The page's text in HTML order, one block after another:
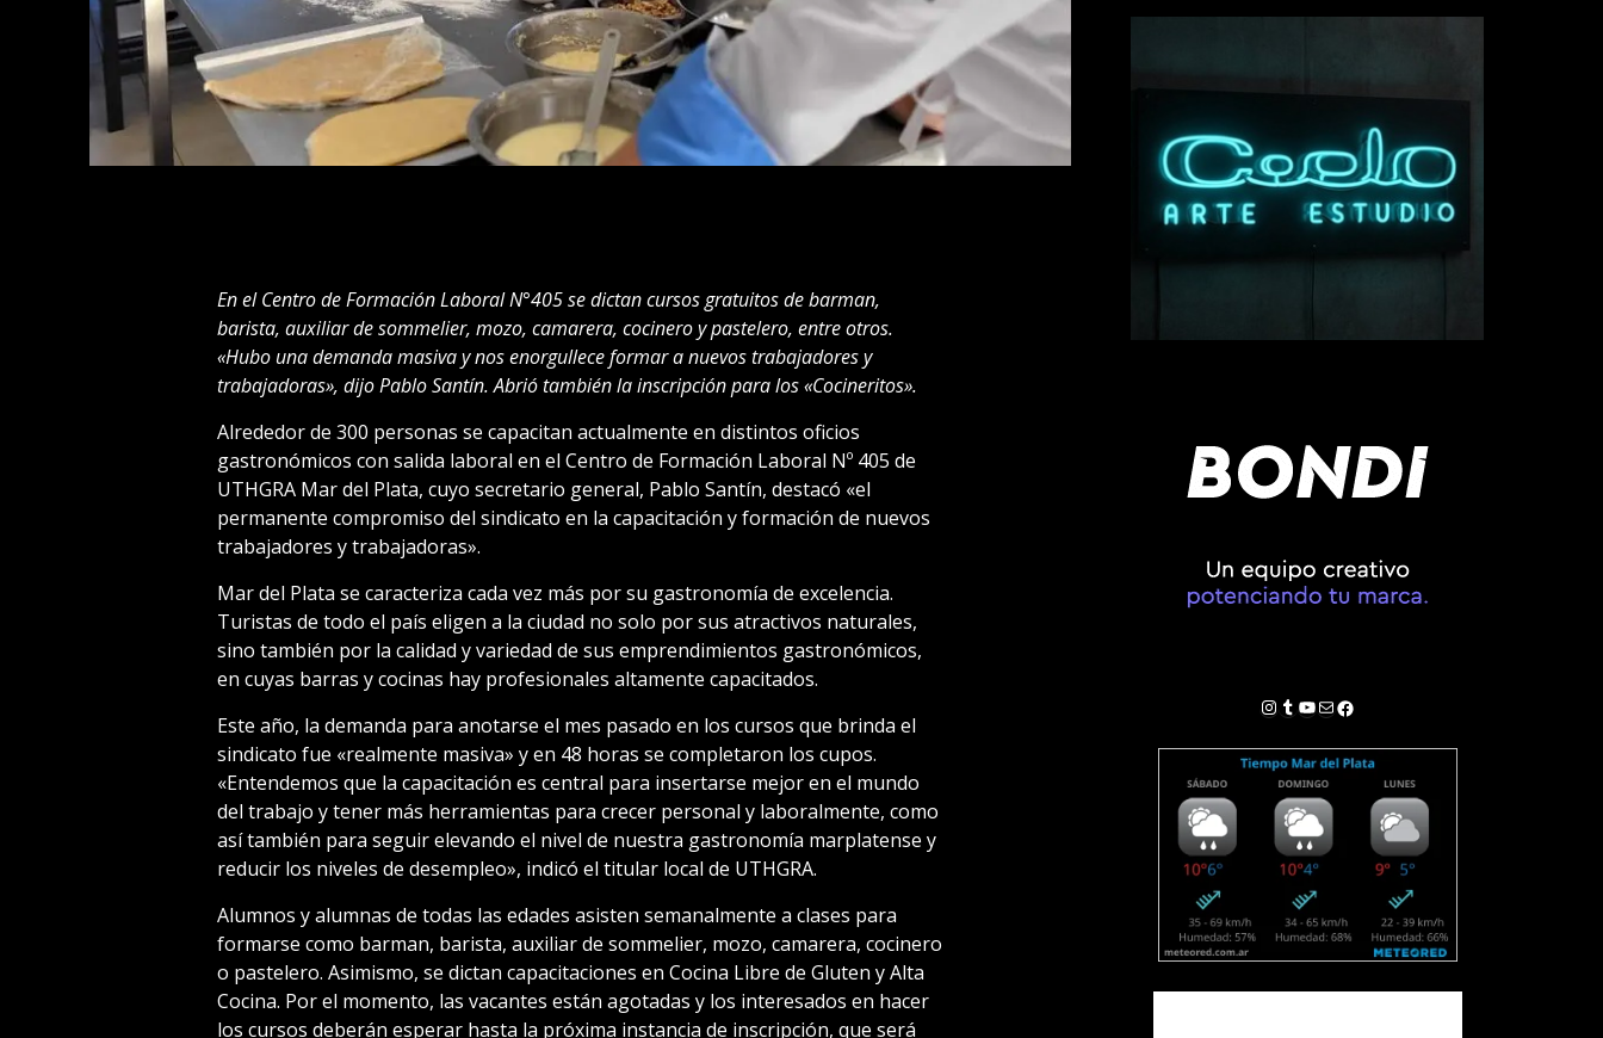
En el Centro de Formación Laboral N°405 se dictan cursos gratuitos de barman,
barista, auxiliar de sommelier, mozo, camarera, cocinero y pastelero, entre otros.
«Hubo una demanda masiva y nos enorgullece formar a nuevos trabajadores y
trabajadoras», dijo Pablo Santín. Abrió también la inscripción para los «Cocineritos».
Alrededor de 300 personas se capacitan actualmente en distintos oficios
gastronómicos con salida laboral en el Centro de Formación Laboral Nº 405 de
UTHGRA Mar del Plata, cuyo secretario general, Pablo Santín, destacó «el
permanente compromiso del sindicato en la capacitación y formación de nuevos
trabajadores y trabajadoras».
Mar del Plata se caracteriza cada vez más por su gastronomía de excelencia.
Turistas de todo el país eligen a la ciudad no solo por sus atractivos naturales,
sino también por la calidad y variedad de sus emprendimientos gastronómicos,
en cuyas barras y cocinas hay profesionales altamente capacitados.
Este año, la demanda para anotarse el mes pasado en los cursos que brinda el
sindicato fue «realmente masiva» y en 48 horas se completaron los cupos.
«Entendemos que la capacitación es central para insertarse mejor en el mundo
del trabajo y tener más herramientas para crecer personal y laboralmente, como
así también para seguir elevando el nivel de nuestra gastronomía marplatense y
reducir los niveles de desempleo», indicó el titular local de UTHGRA.
Alumnos y alumnas de todas las edades asisten semanalmente a clases para
formarse como barman, barista, auxiliar de sommelier, mozo, camarera, cocinero
o pastelero. Asimismo, se dictan capacitaciones en Cocina Libre de Gluten y Alta
Cocina. Por el momento, las vacantes están agotadas y los interesados en hacer
los cursos deberán esperar hasta la próxima instancia de inscripción, que será
Instagram
Tumblr
YouTube
Correo electrónico
Facebook